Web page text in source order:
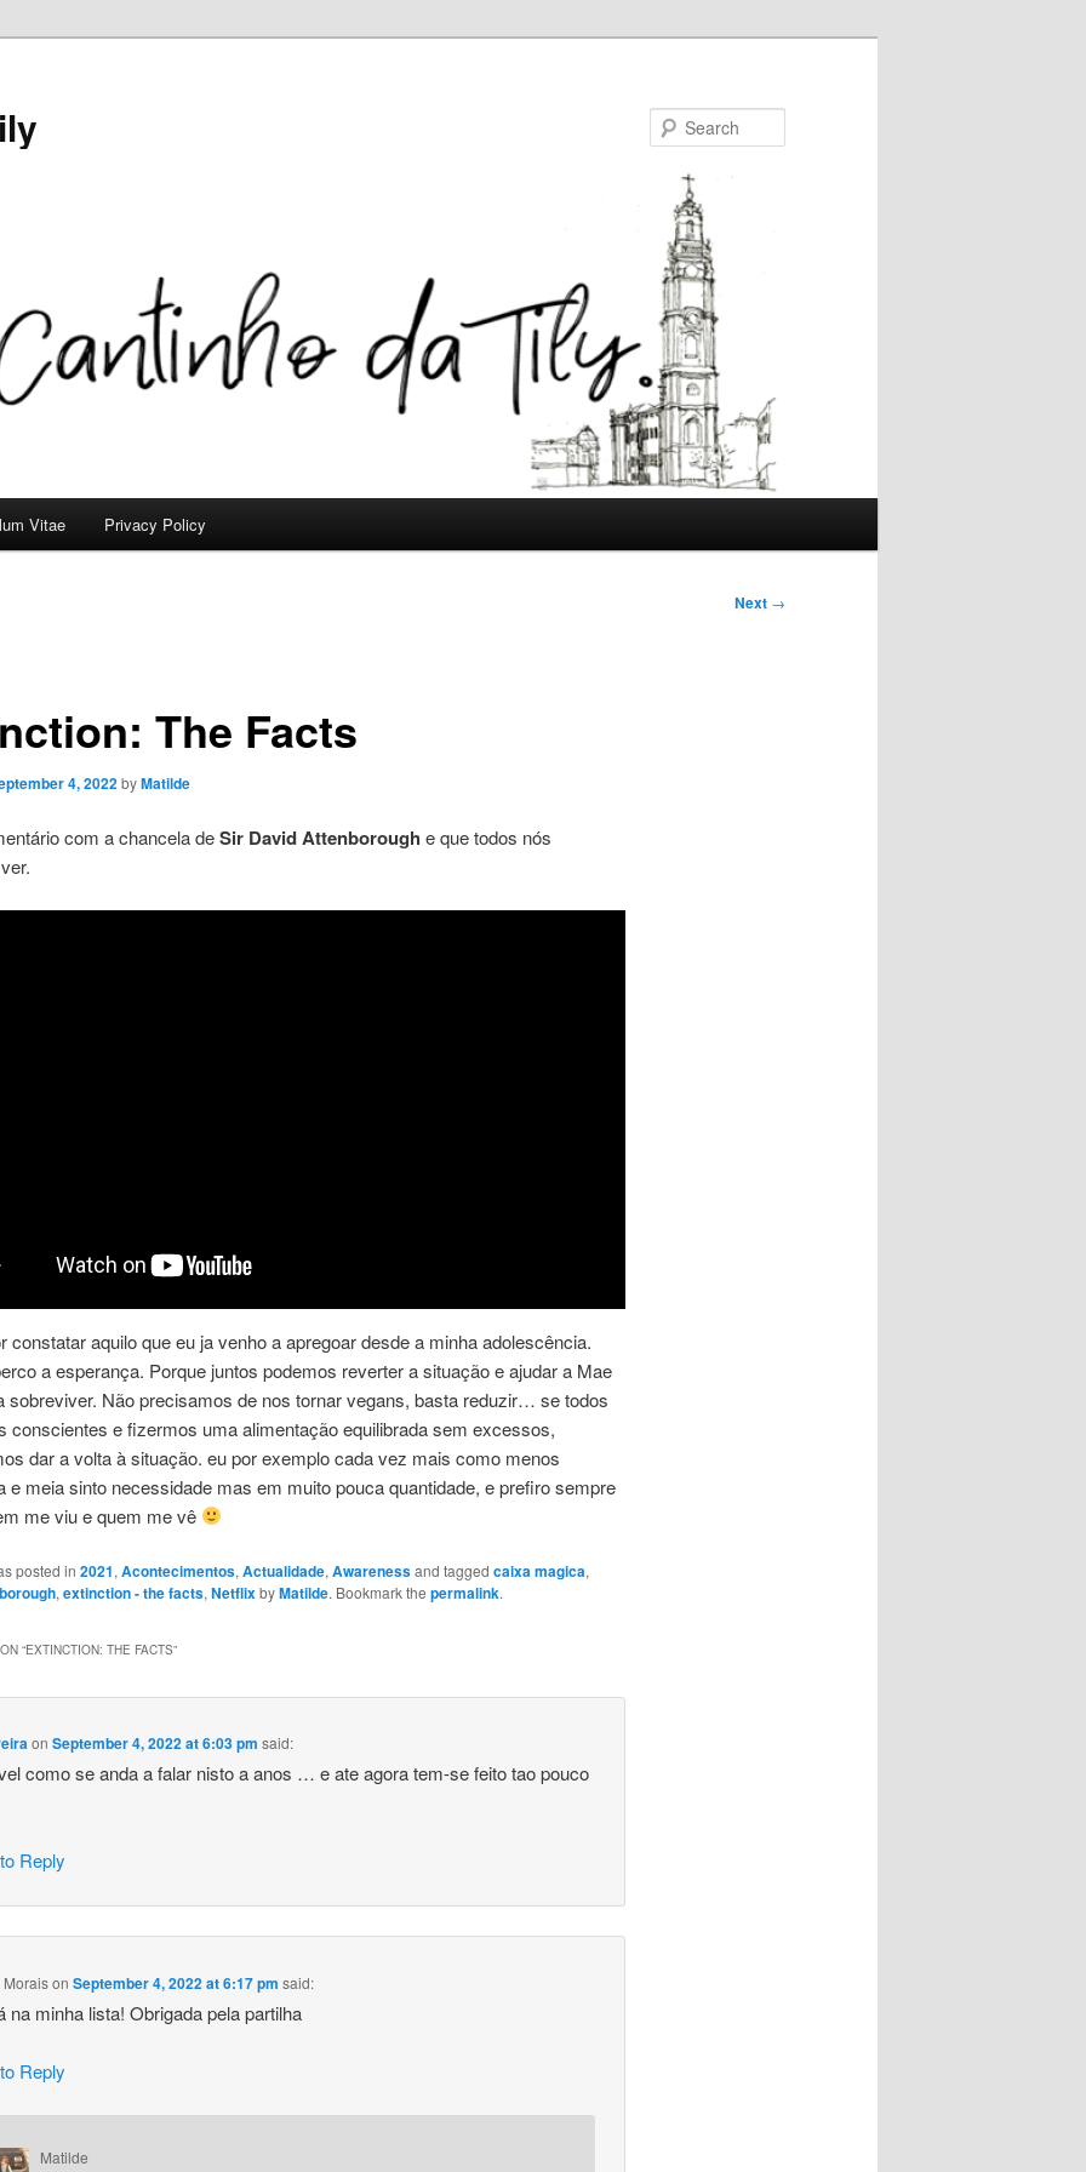
Vitae Privacy Policy
Next →
The Facts
4, 2022byMatilde
com a chancela deSir David Attenborough e que todos nós
constatar aquilo que eu ja venho a apregoar desde a minha adolescência.
a esperança. Porque juntos podemos reverter a situação e ajudar a Mae
sobreviver. Não precisamos de nos tornar vegans, basta reduzir… se todos
conscientes e fizermos uma alimentação equilibrada sem excessos,
dar a volta à situação. eu por exemplo cada vez mais como menos
e meia sinto necessidade mas em muito pouca quantidade, e prefiro sempre
me viu e quem me vê
posted in 2021, Acontecimentos, Actualidade, Awarenessand tagged caixa magica,
, extinction - the facts, NetflixbyMatilde. Bookmark the permalink.
“EXTINCTION: THE FACTS”
onSeptember 4, 2022 at 6:03 pm said:
como se anda a falar nisto a anos … e ate agora tem-se feito tao pouco
Reply
onSeptember 4, 2022 at 6:17 pm said:
na minha lista! Obrigada pela partilha
Reply
Matilde